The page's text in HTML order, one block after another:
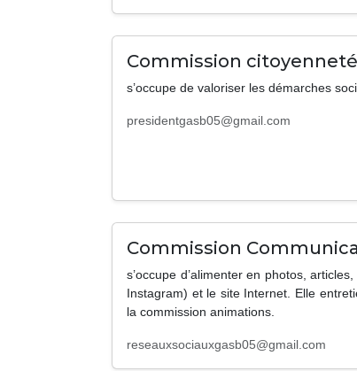
Commission citoyenneté
s’occupe de valoriser les démarches
presidentgasb05@gmail.com
Commission
s’occupe d’alimenter en photos,
Instagram) et le site Internet. Elle
la commission animations.
reseauxsociauxgasb05@gmail.com